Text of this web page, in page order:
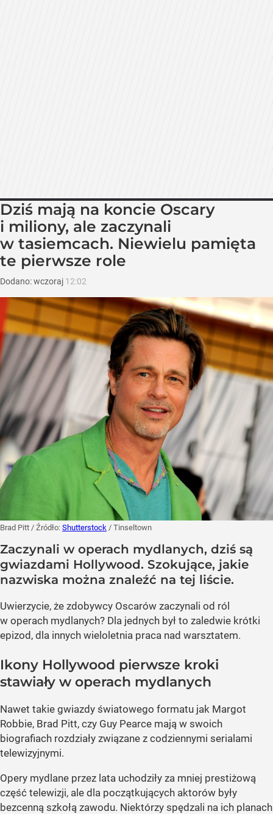
Dziś mają na koncie Oscary
i miliony, ale zaczynali
w tasiemcach. Niewielu pamięta
te pierwsze role
Dodano:wczoraj 12:02
Brad Pitt / Źródło: Shutterstock / Tinseltown
Zaczynali w operach mydlanych, dziś są
gwiazdami Hollywood. Szokujące, jakie
nazwiska można znaleźć na tej liście.
Uwierzycie, że zdobywcy Oscarów zaczynali od ról
w operach mydlanych? Dla jednych był to zaledwie krótki
epizod, dla innych wieloletnia praca nad warsztatem.
Ikony Hollywood pierwsze kroki
stawiały w operach mydlanych
Nawet takie gwiazdy światowego formatu jak Margot
Robbie, Brad Pitt, czy Guy Pearce mają w swoich
biografiach rozdziały związane z codziennymi serialami
telewizyjnymi.
Opery mydlane przez lata uchodziły za mniej prestiżową
część telewizji, ale dla początkujących aktorów były
bezcenną szkołą zawodu. Niektórzy spędzali na ich planach